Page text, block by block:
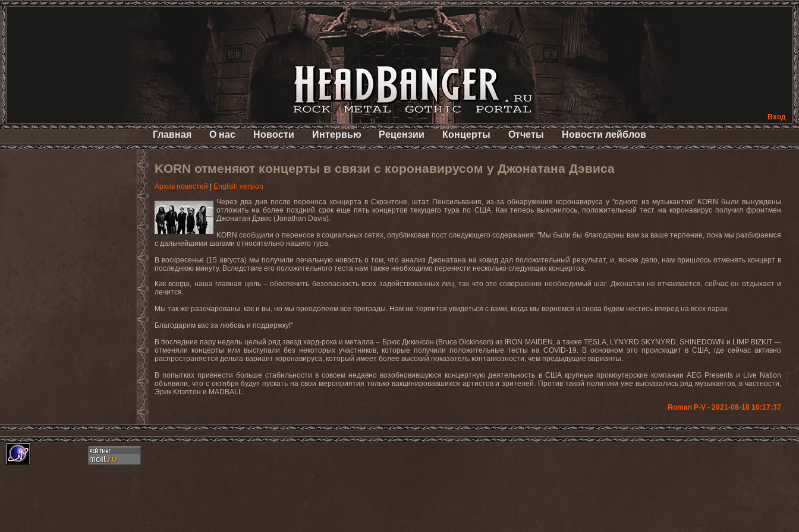
Вход
Главная О нас Новости Интервью Рецензии Концерты Отчеты Новости лейблов
KORN отменяют концерты в связи с коронавирусом у Джонатана Дэвиса
Архив новостей
English version
Через два дня после переноса концерта в Скрэнтоне, штат Пенсильвания, из-за обнаружения коронавируса у "одного из музыкантов" KORN были вынуждены
отложить на более поздний срок еще пять концертов текущего тура по США. Как теперь выяснилось, положительный тест на коронавирус получил фронтмен
Джонатан Дэвис (Jonathan Davis).
KORN сообщили о переносе в социальных сетях, опубликовав пост следующего содержания: "Мы были бы благодарны вам за ваше терпение, пока мы разбираемся
с дальнейшими шагами относительно нашего тура.
В воскресенье (15 августа) мы получили печальную новость о том, что анализ Джонатана на ковид дал положительный результат, и, ясное дело, нам пришлось отменять концерт в
последнюю минуту. Вследствие его положительного теста нам также необходимо перенести несколько следующих концертов.
Как всегда, наша главная цель – обеспечить безопасность всех задействованных лиц, так что это совершенно необходимый шаг. Джонатан не отчаивается, сейчас он отдыхает и
лечится.
Мы так же разочарованы, как и вы, но мы преодолеем все преграды. Нам не терпится увидеться с вами, когда мы вернемся и снова будем нестись вперед на всех парах.
Благодарим вас за любовь и поддержку!"
В последние пару недель целый ряд звезд хард-рока и металла – Брюс Дикинсон (Bruce Dickinson) из IRON MAIDEN, а также TESLA, LYNYRD SKYNYRD, SHINEDOWN и LIMP BIZKIT —
отменяли концерты или выступали без некоторых участников, которые получили положительные тесты на COVID-19. В основном это происходит в США, где сейчас активно
распространяется дельта-вариант коронавируса, который имеет более высокий показатель контагиозности, чем предыдущие варианты.
В попытках привнести больше стабильности в совсем недавно возобновившуюся концертную деятельность в США крупные промоутерские компании AEG Presents и Live Nation
объявили, что с октября будут пускать на свои мероприятия только вакцинировавшихся артистов и зрителей. Против такой политики уже высказались ряд музыкантов, в частности,
Эрик Клэптон и MADBALL.
Roman P-V - 2021-08-18 10:17:37